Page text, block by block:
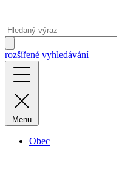
rozšířené vyhledávání
Menu
Obec